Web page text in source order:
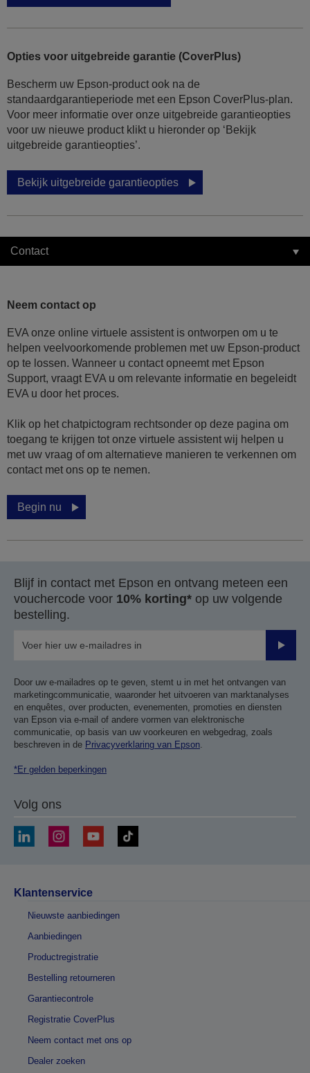
Opties voor uitgebreide garantie (CoverPlus)
Bescherm uw Epson-product ook na de
standaardgarantieperiode met een Epson CoverPlus-plan.
Voor meer informatie over onze uitgebreide garantieopties
voor uw nieuwe product klikt u hieronder op ‘Bekijk
uitgebreide garantieopties’.
Bekijk uitgebreide garantieopties
Contact
Neem contact op
EVA onze online virtuele assistent is ontworpen om u te
helpen veelvoorkomende problemen met uw Epson-product
op te lossen. Wanneer u contact opneemt met Epson
Support, vraagt EVA u om relevante informatie en begeleidt
EVA u door het proces.
Klik op het chatpictogram rechtsonder op deze pagina om
toegang te krijgen tot onze virtuele assistent wij helpen u
met uw vraag of om alternatieve manieren te verkennen om
contact met ons op te nemen.
Begin nu
Blijf in contact met Epson en ontvang meteen een
vouchercode voor 10% korting* op uw volgende
bestelling.
Door uw e-mailadres op te geven, stemt u in met het ontvangen van
marketingcommunicatie, waaronder het uitvoeren van marktanalyses
en enquêtes, over producten, evenementen, promoties en diensten
van Epson via e-mail of andere vormen van elektronische
communicatie, op basis van uw voorkeuren en webgedrag, zoals
beschreven in de Privacyverklaring van Epson.
*Er gelden beperkingen
Volg ons
Klantenservice
Nieuwste aanbiedingen
Aanbiedingen
Productregistratie
Bestelling retourneren
Garantiecontrole
Registratie CoverPlus
Neem contact met ons op
Dealer zoeken